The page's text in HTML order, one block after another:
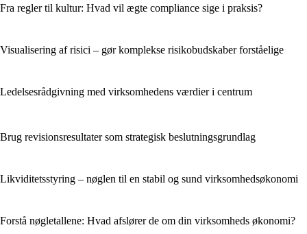
Fra regler til kultur: Hvad vil ægte compliance sige i praksis?
Visualisering af risici – gør komplekse risikobudskaber forståelige
Ledelsesrådgivning med virksomhedens værdier i centrum
Brug revisionsresultater som strategisk beslutningsgrundlag
Likviditetsstyring – nøglen til en stabil og sund virksomhedsøkonomi
Forstå nøgletallene: Hvad afslører de om din virksomheds økonomi?